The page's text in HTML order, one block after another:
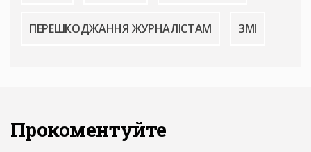
ПЕРЕШКОДЖАННЯ ЖУРНАЛІСТАМ ЗМІ
Прокоментуйте